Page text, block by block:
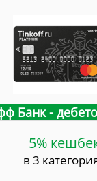
Банк -
5%
в 3